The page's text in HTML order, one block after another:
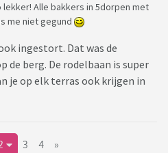
lekker! Alle bakkers in 5dorpen met
me niet gegund
ingestort. Dat was de
de berg. De rodelbaan is super
je op elk terras ook krijgen in
3 4 »